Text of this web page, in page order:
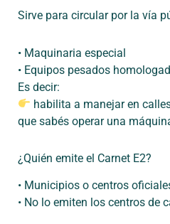
Sirve para circular por la vía
• Maquinaria especial
• Equipos pesados
Es decir:
habilita a manejar en
que sabés operar una
¿Quién emite el Carnet E2?
• Municipios o centros
• No lo emiten los centros de